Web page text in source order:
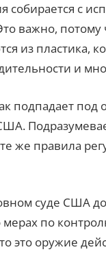
с
важно,
из пластика,
и
подпадает под
же правила
суде США
по
это оружие